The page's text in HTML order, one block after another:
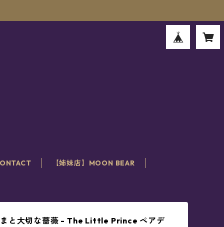
【姉妹店】MOON BEAR
と大切な薔薇 - The Little Prince ペアデ